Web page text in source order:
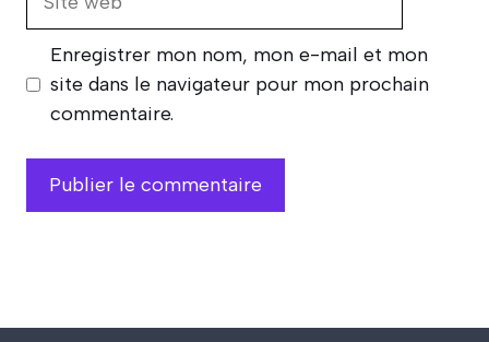
Enregistrer mon nom, mon e-mail et mon
site dans le navigateur pour mon prochain
commentaire.